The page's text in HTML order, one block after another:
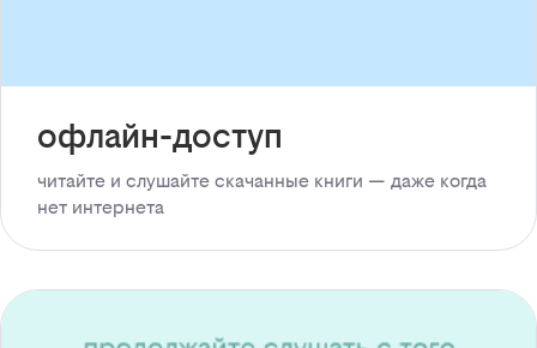
офлайн-доступ
читайте и слушайте скачанные книги — даже когда
нет интернета